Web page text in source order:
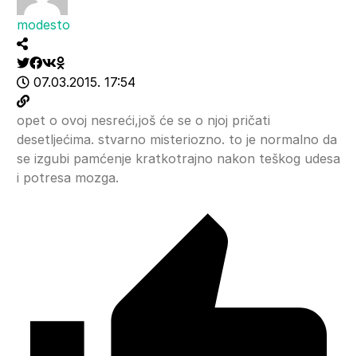
modesto
07.03.2015. 17:54
opet o ovoj nesreći,još će se o njoj pričati
desetljećima. stvarno misteriozno. to je normalno da
se izgubi pamćenje kratkotrajno nakon teškog udesa
i potresa mozga.